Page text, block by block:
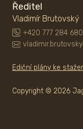
Ředitel
Vladimír Brutovský
+420 777 284 680
Ediční plány ke
Copyright © 2026